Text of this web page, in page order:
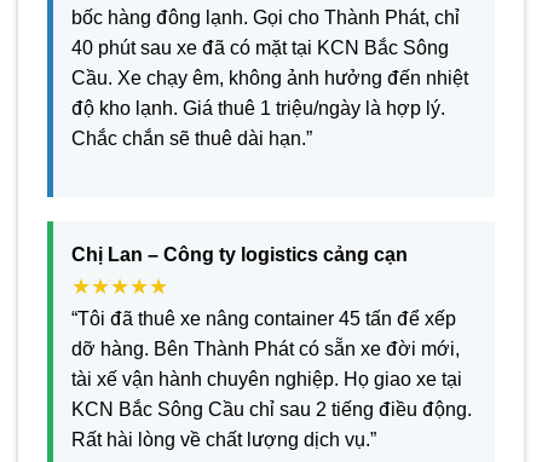
bốc hàng đông lạnh. Gọi cho Thành Phát, chỉ
40 phút sau xe đã có mặt tại KCN Bắc Sông
Cầu. Xe chạy êm, không ảnh hưởng đến nhiệt
độ kho lạnh. Giá thuê 1 triệu/ngày là hợp lý.
Chắc chắn sẽ thuê dài hạn.”
Chị Lan – Công ty logistics cảng cạn
★★★★★
“Tôi đã thuê xe nâng container 45 tấn để xếp
dỡ hàng. Bên Thành Phát có sẵn xe đời mới,
tài xế vận hành chuyên nghiệp. Họ giao xe tại
KCN Bắc Sông Cầu chỉ sau 2 tiếng điều động.
Rất hài lòng về chất lượng dịch vụ.”